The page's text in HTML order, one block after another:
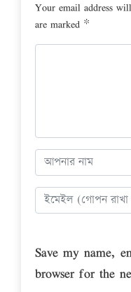
Your email address
are marked *
Save my name,
browser for the